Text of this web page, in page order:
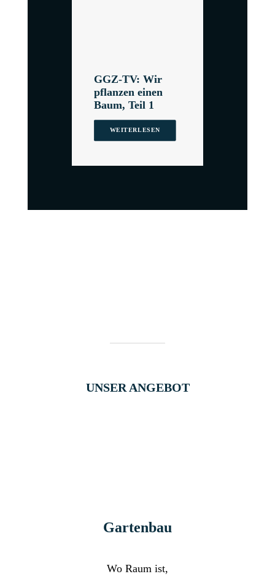
GGZ-TV: Wir
pflanzen einen
Baum, Teil 1
WEITERLESEN
UNSER ANGEBOT
Gartenbau
Wo Raum ist,